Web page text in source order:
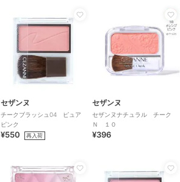
セザンヌ
チークブラッシュ04 ピュア
ピンク
¥550 再入荷
セザンヌ
セザンヌナチュラル チーク
Ｎ １０
¥396